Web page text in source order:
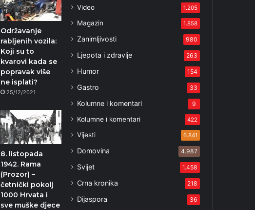
Održavanje
rabljenih vozila:
Koji su to
kvarovi kada se
popravak više
ne isplati?
25/12/2021
8. listopada
1942. Rama
(Prozor) –
četnički pokolj
1000 Hrvata i
sve muške djece
Video 1.205
Magazin 1.858
Zanimljivosti 980
Ljepota i zdravlje 263
Humor 154
Gastro 33
Kolumne i komentari 9
Kolumne i komentari 422
Vijesti 6.841
Domovina 4.987
Svijet 1.458
Crna kronika 218
Dijaspora 36